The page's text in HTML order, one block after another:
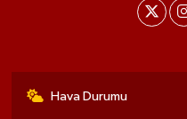
Hava Durumu